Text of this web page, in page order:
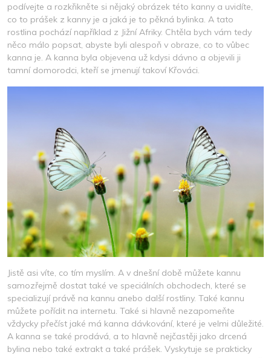
podívejte a rozkřikněte si nějaký obrázek této kanny a uvidíte,
co to prášek z kanny je a jaká je to pěkná bylinka. A tato
rostlina pochází například z Jižní Afriky. Chtěla bych vám tedy
něco málo popsat, abyste byli alespoň v obraze, co to vůbec
kanna je. A kanna byla objevena už kdysi dávno a objevili ji
tamní domorodci, kteří se jmenují takoví Křováci.
Jistě asi víte, co tím myslím. A v dnešní době můžete kannu
samozřejmě dostat také ve speciálních obchodech, které se
specializují právě na kannu anebo další rostliny. Také kannu
můžete pořídit na internetu. Také si hlavně nezapomeňte
vždycky přečíst jaké má kanna dávkování, které je velmi důležité.
A kanna se také prodává, a to hlavně nejčastěji jako drcená
bylina nebo také extrakt a také prášek. Vyskytuje se prakticky